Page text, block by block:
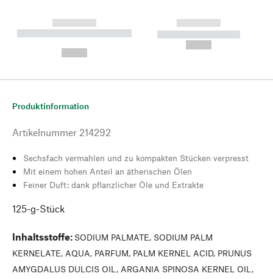
------------
----------- ----------- --------
------------
----------- -----------
Produktinformation
Artikelnummer 214292
Sechsfach vermahlen und zu kompakten Stücken verpresst
Mit einem hohen Anteil an ätherischen Ölen
Feiner Duft: dank pflanzlicher Öle und Extrakte
125-g-Stück
Inhaltsstoffe: SODIUM PALMATE, SODIUM PALM
KERNELATE, AQUA, PARFUM, PALM KERNEL ACID, PRUNUS
AMYGDALUS DULCIS OIL, ARGANIA SPINOSA KERNEL OIL,